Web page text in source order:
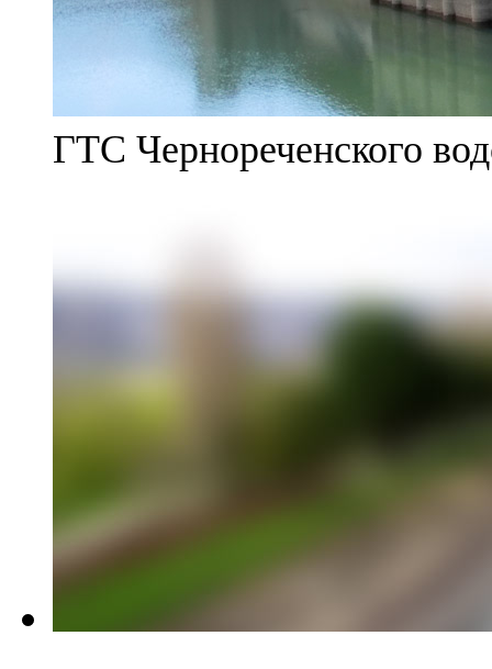
ГТС Чернореченского